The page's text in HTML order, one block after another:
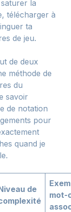
la
télécharger à
ta
de jeu.
de deux
méthode de
du
savoir
de notation
pour
quand je
de
mot-